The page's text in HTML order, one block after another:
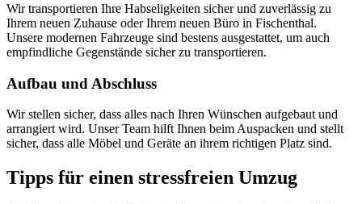
Wir transportieren Ihre Habseligkeiten sicher und zuverlässig zu
Ihrem neuen Zuhause oder Ihrem neuen Büro in Fischenthal.
Unsere modernen Fahrzeuge sind bestens ausgestattet, um auch
empfindliche Gegenstände sicher zu transportieren.
Aufbau und Abschluss
Wir stellen sicher, dass alles nach Ihren Wünschen aufgebaut und
arrangiert wird. Unser Team hilft Ihnen beim Auspacken und stellt
sicher, dass alle Möbel und Geräte an ihrem richtigen Platz sind.
Tipps für einen stressfreien Umzug